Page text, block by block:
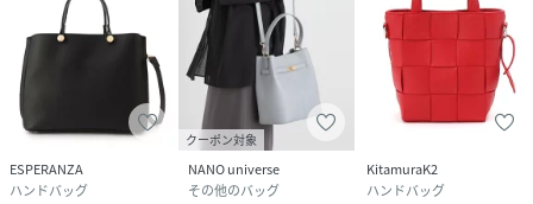
ESPERANZA
ハンドバッグ
クーポン対象
NANO universe
その他のバッグ
KitamuraK2
ハンドバッグ